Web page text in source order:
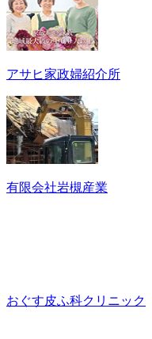
アサヒ家政婦紹介所
有限会社岩槻産業
おぐす皮ふ科クリニック